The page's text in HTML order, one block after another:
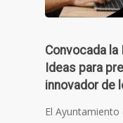
Convocada
Ideas para
innovador de
El Ayuntamiento